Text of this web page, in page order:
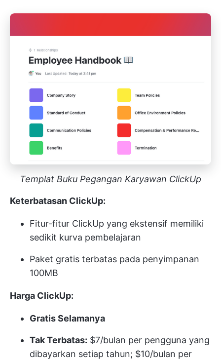
Templat Buku Pegangan Karyawan ClickUp
Keterbatasan ClickUp:
Fitur-fitur ClickUp yang ekstensif memiliki
sedikit kurva pembelajaran
Paket gratis terbatas pada penyimpanan
100MB
Harga ClickUp:
Gratis Selamanya
Tak Terbatas: $7/bulan per pengguna yang
dibayarkan setiap tahun; $10/bulan per